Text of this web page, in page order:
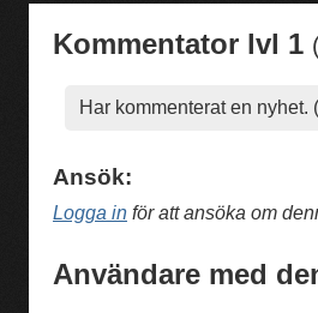
Kommentator lvl 1
Har kommenterat en nyhet.
Ansök:
Logga in för att ansöka om
Användare med